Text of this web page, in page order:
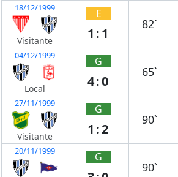
18/12/1999
Visitante
E
1:1
82`
04/12/1999
Local
G
4:0
65`
27/11/1999
Visitante
G
1:2
90`
20/11/1999 G
90`